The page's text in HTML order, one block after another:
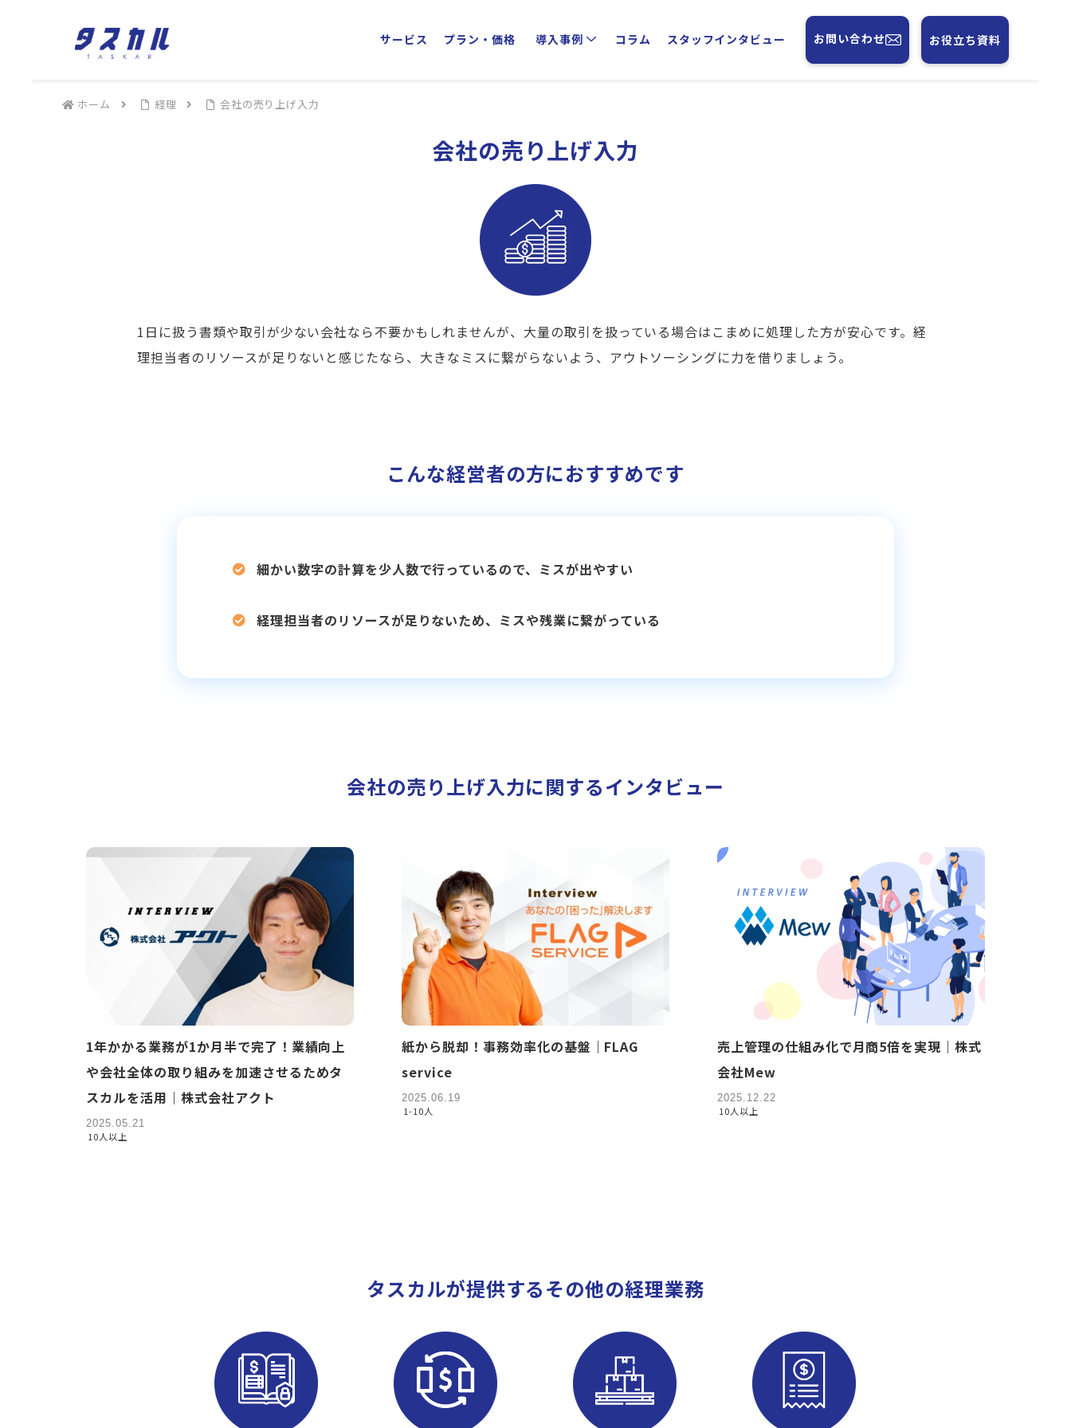
サービス プラン・価格
導入事例
コラム スタッフインタビュー お問い合わせ お役立ち資料
ホーム 経理 会社の売り上げ入力
会社の売り上げ入力
1日に扱う書類や取引が少ない会社なら不要かもしれませんが、大量の取引を扱っている場合はこまめに処理した方が安心です。経
理担当者のリソースが足りないと感じたなら、大きなミスに繋がらないよう、アウトソーシングに力を借りましょう。
こんな経営者の方におすすめです
細かい数字の計算を少人数で行っているので、ミスが出やすい
経理担当者のリソースが足りないため、ミスや残業に繋がっている
会社の売り上げ入力に関するインタビュー
1年かかる業務が1か月半で完了！業績向上
や会社全体の取り組みを加速させるためタ
スカルを活用｜株式会社アクト
2025.05.21
10人以上
紙から脱却！事務効率化の基盤｜FLAG
service
2025.06.19
1-10人
売上管理の仕組み化で月商5倍を実現｜株式
会社Mew
2025.12.22
10人以上
タスカルが提供するその他の経理業務